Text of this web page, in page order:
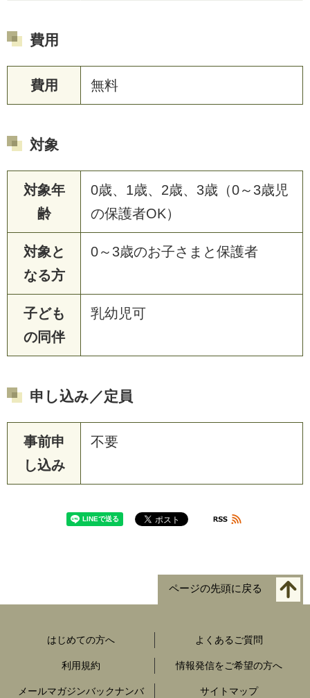
費用
費用 無料
対象
対象年
齢
0歳、1歳、2歳、3歳（0～3歳児
の保護者OK）
対象と
なる方
0～3歳のお子さまと保護者
子ども
の同伴
乳幼児可
申し込み／定員
事前申
し込み
不要
ページの先頭に戻る
はじめての方へ よくあるご質問
利用規約 情報発信をご希望の方へ
メールマガジンバックナンバ サイトマップ